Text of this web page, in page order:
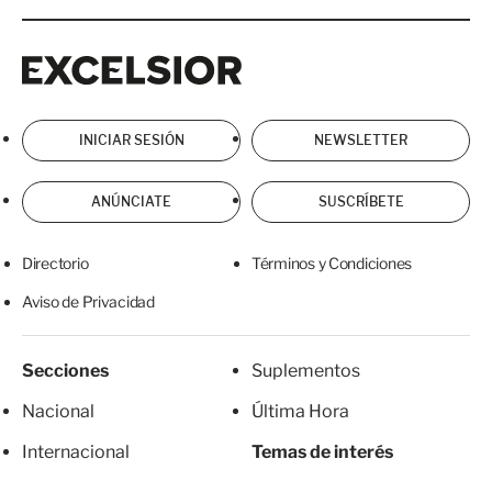
INICIAR SESIÓN NEWSLETTER
ANÚNCIATE SUSCRÍBETE
Directorio Términos y Condiciones
Aviso de Privacidad
Secciones
Nacional
Internacional
Suplementos
Última Hora
Temas de interés